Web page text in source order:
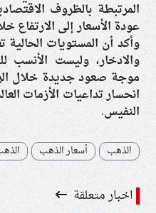
المرتبطة بالظروف
عودة الأسعار إلى الارتفاع
وأكد أن المستويات الحالية
والادخار، وليست الأنسب
موجة صعود جديدة خلال
انحسار تداعيات الأزمات
النفيس.
الذهب أسعار الذهب
اخبار متعلقة